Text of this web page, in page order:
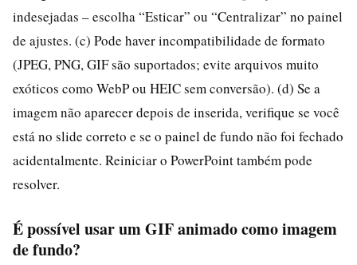
indesejadas – escolha “Esticar” ou “Centralizar” no painel
de ajustes. (c) Pode haver incompatibilidade de formato
(JPEG, PNG, GIF são suportados; evite arquivos muito
exóticos como WebP ou HEIC sem conversão). (d) Se a
imagem não aparecer depois de inserida, verifique se você
está no slide correto e se o painel de fundo não foi fechado
acidentalmente. Reiniciar o PowerPoint também pode
resolver.
É possível usar um GIF animado como imagem
de fundo?